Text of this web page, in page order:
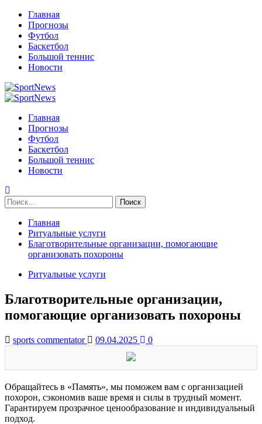
Перейти
содержимому
Главная
Прогнозы
Футбол
Баскетбол
Большой теннис
Новости
Primary
Главная
Прогнозы
Футбол
Баскетбол
Большой теннис
Новости
Найти:
Главная
Ритуальные услуги
Благотворительные организации, помогающие
организовать похороны
Ритуальные услуги
Благотворительные организации,
помогающие организовать похороны
sports commentator 09.04.2025 0
Обращайтесь в «Память», мы поможем вам с организацией
похорон, сэкономив ваше время и силы в трудный момент.
Гарантируем прозрачное ценообразование и индивидуальный
подход.